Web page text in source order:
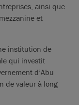
ainsi que
et
institution de
qui investit
d’Abu
de valeur à long